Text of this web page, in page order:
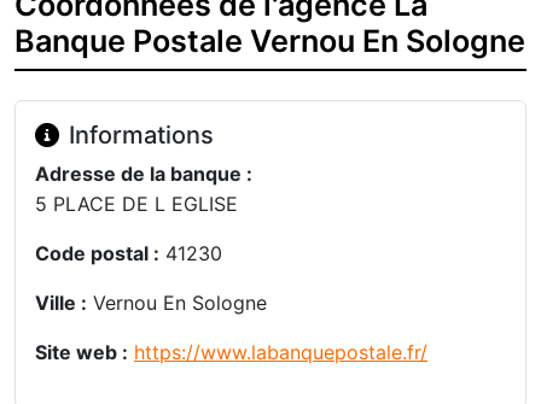
Banque Postale Vernou En Sologne
Informations
Adresse de la banque :
5 PLACE DE L EGLISE
Code postal : 41230
Ville : Vernou En Sologne
Site web : https://www.labanquepostale.fr/